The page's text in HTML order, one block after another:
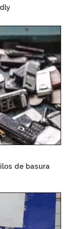
de basura